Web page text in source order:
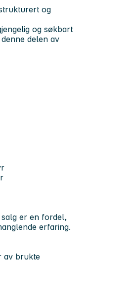
og
og søkbart
delen av
er en fordel,
erfaring.
av brukte